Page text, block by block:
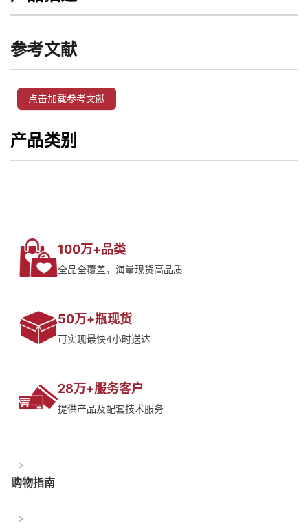
参考文献
点击加载参考文献
产品类别
100万+品类
全品全覆盖，海量现货高品质
50万+瓶现货
可实现最快4小时送达
28万+服务客户
提供产品及配套技术服务
购物指南